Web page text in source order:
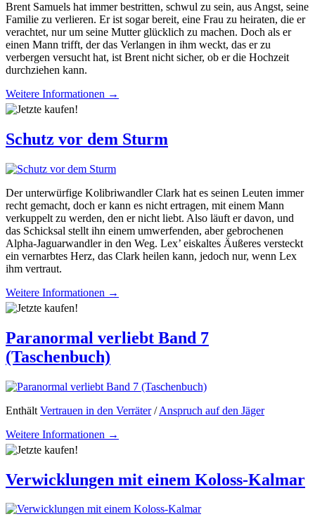
Brent Samuels hat immer bestritten, schwul zu sein, aus Angst, seine
Familie zu verlieren. Er ist sogar bereit, eine Frau zu heiraten, die er
verachtet, nur um seine Mutter glücklich zu machen. Doch als er
einen Mann trifft, der das Verlangen in ihm weckt, das er zu
verbergen versucht hat, ist Brent nicht sicher, ob er die Hochzeit
durchziehen kann.
Weitere Informationen →
Schutz vor dem Sturm
Der unterwürfige Kolibriwandler Clark hat es seinen Leuten immer
recht gemacht, doch er kann es nicht ertragen, mit einem Mann
verkuppelt zu werden, den er nicht liebt. Also läuft er davon, und
das Schicksal stellt ihn einem umwerfenden, aber gebrochenen
Alpha-Jaguarwandler in den Weg. Lex’ eiskaltes Äußeres versteckt
ein vernarbtes Herz, das Clark heilen kann, jedoch nur, wenn Lex
ihm vertraut.
Weitere Informationen →
Paranormal verliebt Band 7
(Taschenbuch)
Enthält Vertrauen in den Verräter/Anspruch auf den Jäger
Weitere Informationen →
Verwicklungen mit einem Koloss-Kalmar